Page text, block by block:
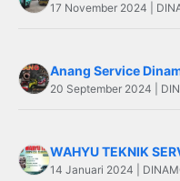
17 November 2024 |
Anang Service
20 September 2024 |
WAHYU TEKNIK
14 Januari 2024 |